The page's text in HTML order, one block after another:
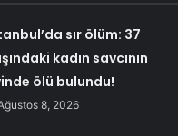
sır ölüm: 37
kadın savcının
ölü bulundu!
8, 2026